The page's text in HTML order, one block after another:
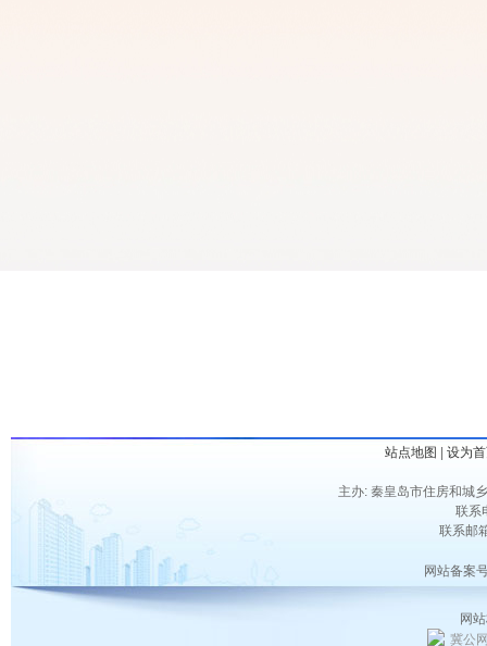
站点地图 设为
主办: 秦皇岛市住房和城
联系
联系邮
网站备案
网
冀公